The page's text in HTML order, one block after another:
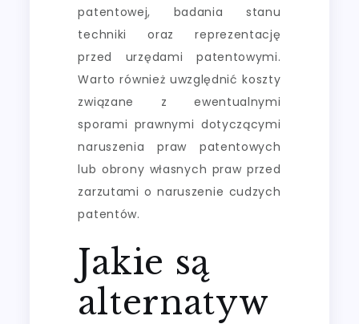
patentowej, badania stanu
techniki oraz reprezentację
przed urzędami patentowymi.
Warto również uwzględnić koszty
związane z ewentualnymi
sporami prawnymi dotyczącymi
naruszenia praw patentowych
lub obrony własnych praw przed
zarzutami o naruszenie cudzych
patentów.
Jakie są
alternatyw